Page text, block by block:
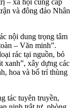
– xã hội cùng cấp
và đông đảo Nhân
nội dung trọng tâm
– Văn minh”.
rác tại nguồn, bỏ
xanh”, xây dựng các
hoa và bố trí thùng
tác tuyên truyền,